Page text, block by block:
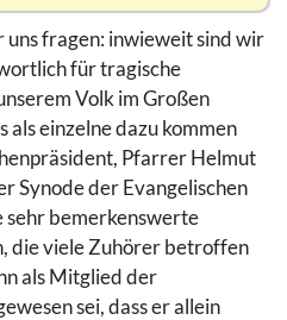
uns fragen: inwieweit sind wir
für tragische
Volk im Großen
als einzelne dazu kommen
Pfarrer Helmut
Synode der Evangelischen
sehr bemerkenswerte
die viele Zuhörer betroffen
als Mitglied der
sei, dass er allein